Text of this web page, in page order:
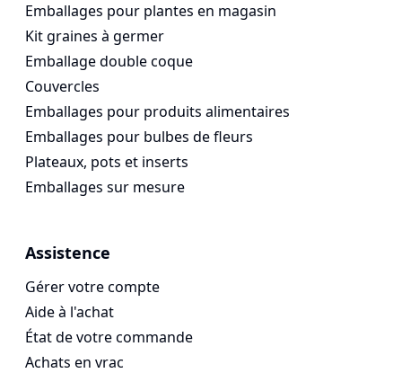
Emballages pour plantes en magasin
Kit graines à germer
Emballage double coque
Couvercles
Emballages pour produits alimentaires
Emballages pour bulbes de fleurs
Plateaux, pots et inserts
Emballages sur mesure
Assistence
Gérer votre compte
Aide à l'achat
État de votre commande
Achats en vrac